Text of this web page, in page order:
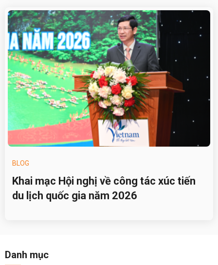
BLOG
Khai mạc Hội nghị về công tác xúc tiến
du lịch quốc gia năm 2026
Danh mục